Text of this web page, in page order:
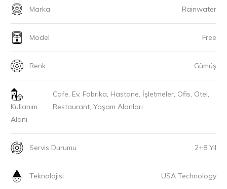
Marka Rainwater
Model Free
Renk Gümüş
Kullanım
Alanı
Cafe, Ev, Fabrika, Hastane, İşletmeler, Ofis, Otel,
Restaurant, Yaşam Alanları
Servis Durumu 2+8 Yıl
Teknolojisi USA Technology